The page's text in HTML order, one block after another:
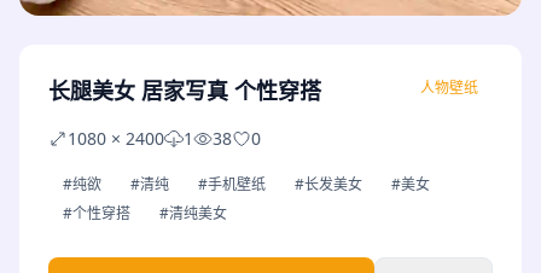
长腿美女 居家写真 个性穿搭 人物壁纸
1080 × 2400 1 38 0
#纯欲 #清纯 #手机壁纸 #长发美女
#美女
#个性穿搭
#清纯美女